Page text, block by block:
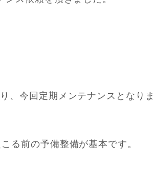
、今回定期メンテナンスとなりま
る前の予備整備が基本です。